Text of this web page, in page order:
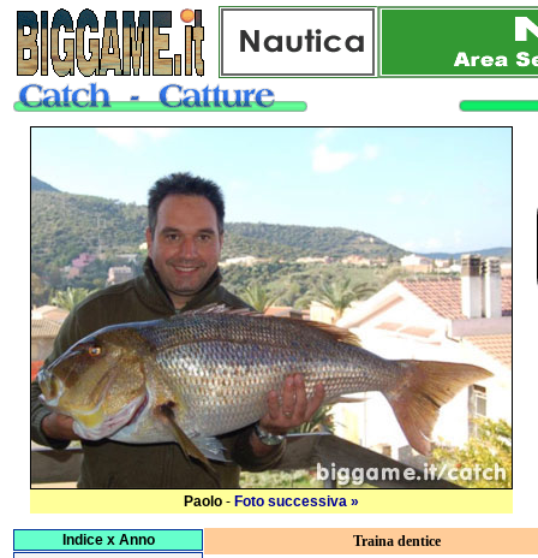
Indice x Anno Traina dentice
Paolo - Foto successiva »